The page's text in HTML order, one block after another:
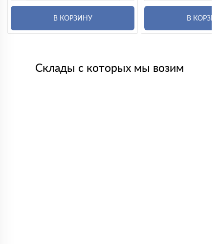
В КОРЗИНУ В
Склады с которых мы возим